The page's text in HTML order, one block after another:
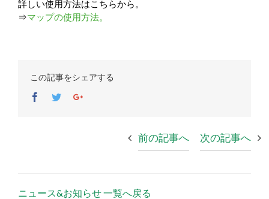
詳しい使用方法はこちらから。
⇒マップの使用方法。
この記事をシェアする
Facebook
TwitterGoogle+
前の記事へ 次の記事へ
ニュース&お知らせ 一覧へ戻る